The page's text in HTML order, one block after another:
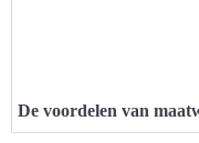
De voordelen van